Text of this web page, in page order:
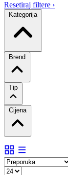
Resetiraj filtere ›
Kategorija
Brend
Tip
Cijena